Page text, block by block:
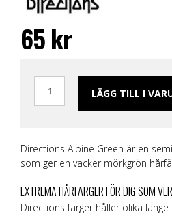
65kr
LÄGG TILL I
Directions Alpine Green är en
som ger en vacker mörkgrön
EXTREMA HÅRFÄRGER FÖR DIG SOM
Directions färger håller olika